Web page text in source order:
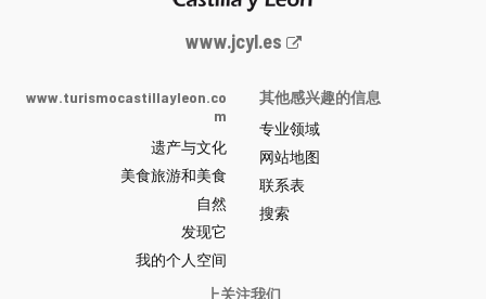
Junta
y
León
网
站
门
户
-
www.jcyl.es
www.turismocastillayleon.co
m
遗产与文化
美食旅游和美食
自然
发现它
我的个人空间
其他感兴趣的信息
专业领域
网站地图
联系表
搜索
上关注我们